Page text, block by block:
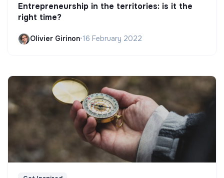
Entrepreneurship in the territories: is it the
right time?
Olivier Girinon•16 February 2022